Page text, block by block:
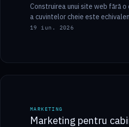
Construirea unui site web fără
a cuvintelor cheie este
unui magazin fizic pe o potecă
19 iun. 2026
MARKETING
Marketing pentru